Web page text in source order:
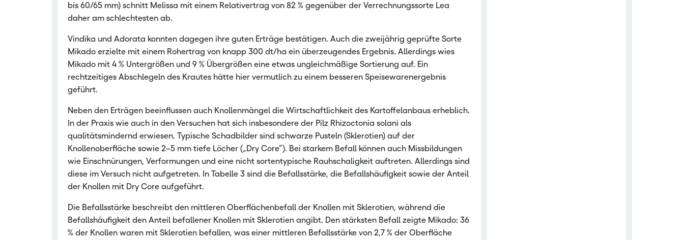
bis 60/65 mm) schnitt Melissa mit einem Relativertrag von 82 % gegenüber der Verrechnungssorte Lea
daher am schlechtesten ab.
Vindika und Adorata konnten dagegen ihre guten Erträge bestätigen. Auch die zweijährig geprüfte Sorte
Mikado erzielte mit einem Rohertrag von knapp 300 dt/ha ein überzeugendes Ergebnis. Allerdings wies
Mikado mit 4 % Untergrößen und 9 % Übergrößen eine etwas ungleichmäßige Sortierung auf. Ein
rechtzeitiges Abschlegeln des Krautes hätte hier vermutlich zu einem besseren Speisewarenergebnis
geführt.
Neben den Erträgen beeinflussen auch Knollenmängel die Wirtschaftlichkeit des Kartoffelanbaus erheblich.
In der Praxis wie auch in den Versuchen hat sich insbesondere der Pilz Rhizoctonia solani als
qualitätsmindernd erwiesen. Typische Schadbilder sind schwarze Pusteln (Sklerotien) auf der
Knollenoberfläche sowie 2–5 mm tiefe Löcher („Dry Core“). Bei starkem Befall können auch Missbildungen
wie Einschnürungen, Verformungen und eine nicht sortentypische Rauhschaligkeit auftreten. Allerdings sind
diese im Versuch nicht aufgetreten. In Tabelle 3 sind die Befallsstärke, die Befallshäufigkeit sowie der Anteil
der Knollen mit Dry Core aufgeführt.
Die Befallsstärke beschreibt den mittleren Oberflächenbefall der Knollen mit Sklerotien, während die
Befallshäufigkeit den Anteil befallener Knollen mit Sklerotien angibt. Den stärksten Befall zeigte Mikado: 36
% der Knollen waren mit Sklerotien befallen, was einer mittleren Befallsstärke von 2,7 % der Oberfläche